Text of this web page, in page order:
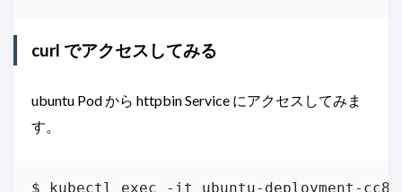
curl でアクセスしてみる
ubuntu Pod から httpbin Service にアクセスしてみま
す。
$ kubectl exec -it ubuntu-deployment-